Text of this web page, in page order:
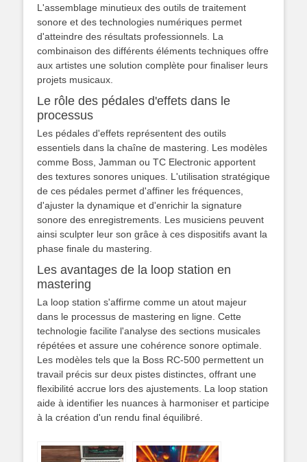
L'assemblage minutieux des outils de traitement
sonore et des technologies numériques permet
d'atteindre des résultats professionnels. La
combinaison des différents éléments techniques offre
aux artistes une solution complète pour finaliser leurs
projets musicaux.
Le rôle des pédales d'effets dans le
processus
Les pédales d'effets représentent des outils
essentiels dans la chaîne de mastering. Les modèles
comme Boss, Jamman ou TC Electronic apportent
des textures sonores uniques. L'utilisation stratégique
de ces pédales permet d'affiner les fréquences,
d'ajuster la dynamique et d'enrichir la signature
sonore des enregistrements. Les musiciens peuvent
ainsi sculpter leur son grâce à ces dispositifs avant la
phase finale du mastering.
Les avantages de la loop station en
mastering
La loop station s'affirme comme un atout majeur
dans le processus de mastering en ligne. Cette
technologie facilite l'analyse des sections musicales
répétées et assure une cohérence sonore optimale.
Les modèles tels que la Boss RC-500 permettent un
travail précis sur deux pistes distinctes, offrant une
flexibilité accrue lors des ajustements. La loop station
aide à identifier les nuances à harmoniser et participe
à la création d'un rendu final équilibré.